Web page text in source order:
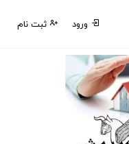
ورود ثبت نام